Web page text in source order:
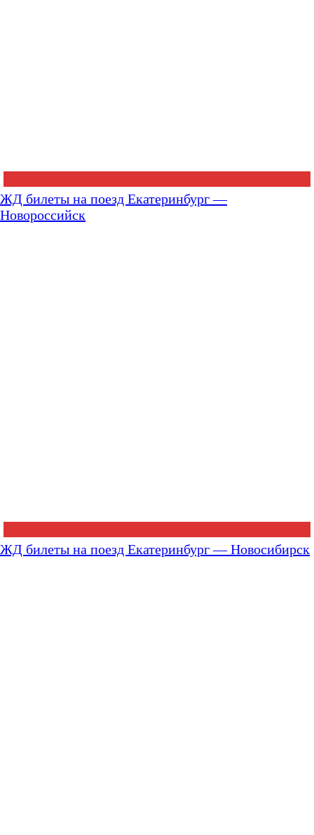
ЖД билеты на поезд Екатеринбург —
Новороссийск
ЖД билеты на поезд Екатеринбург — Новосибирск